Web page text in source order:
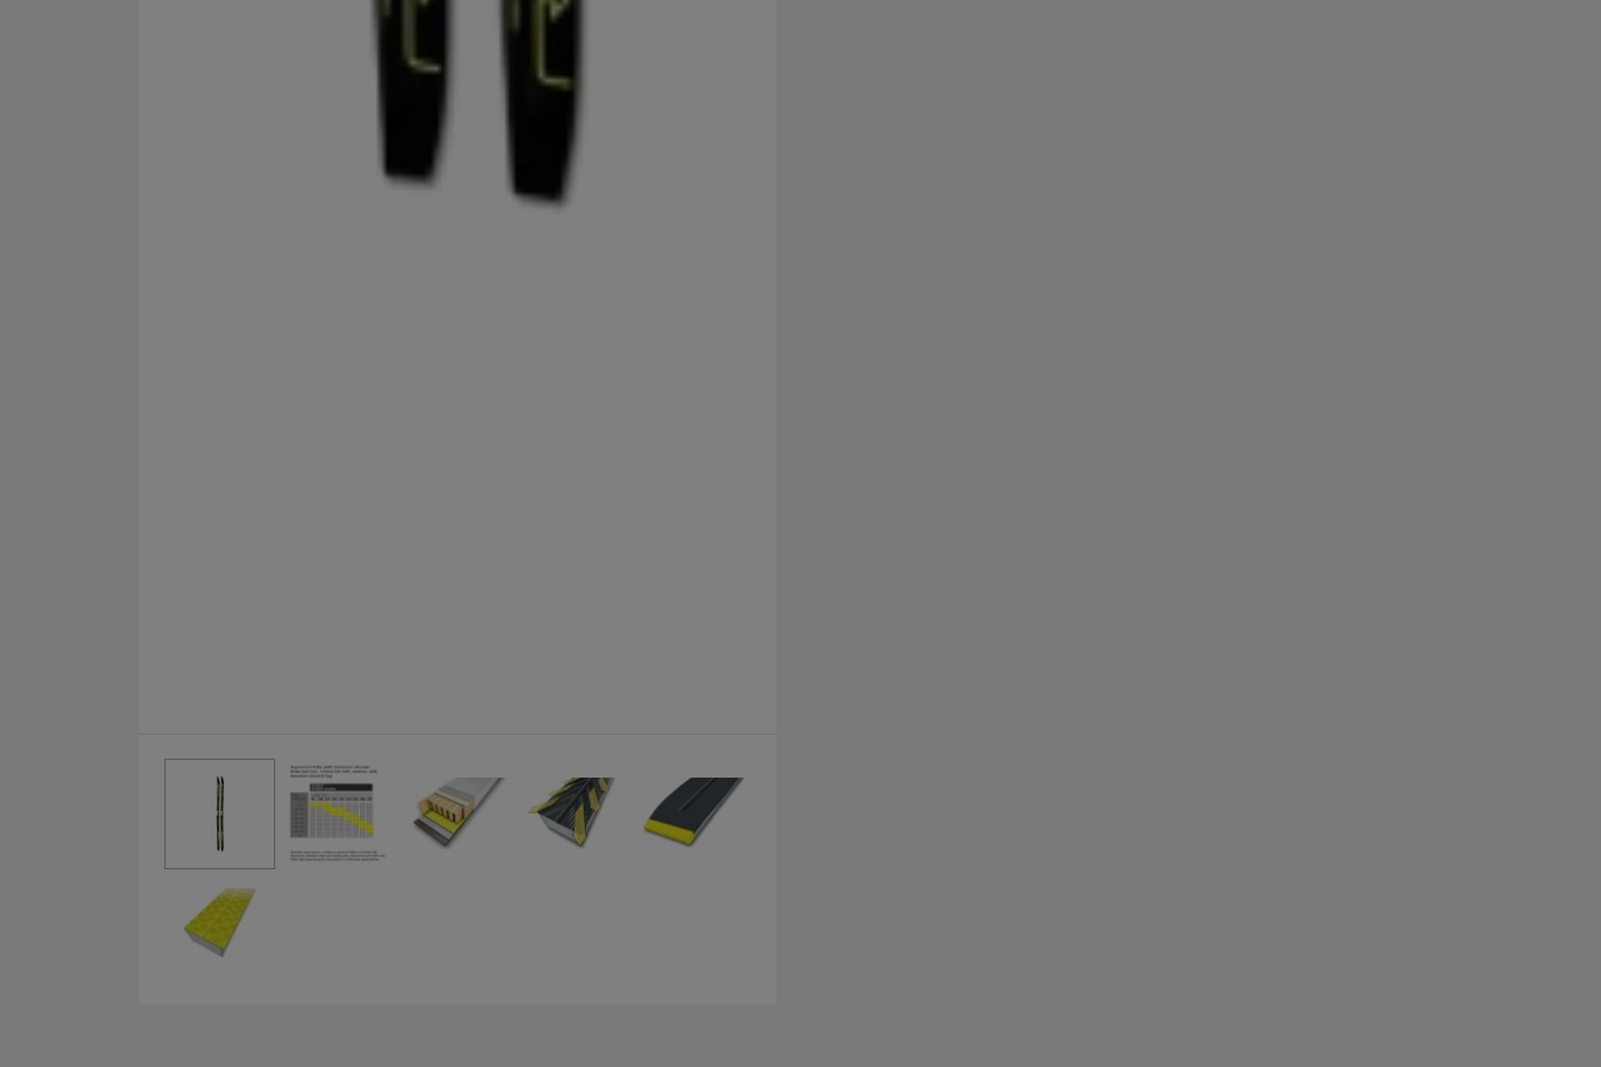
Marketingové cookies používáme my nebo naši partneři, abychom vám mohli zobrazit vhodné obsahy nebo reklamy
jak na našich stránkách, tak na stránkách třetích stran.
Fotografie